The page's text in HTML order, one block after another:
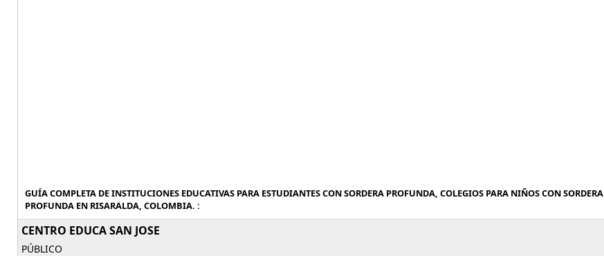
GUÍA COMPLETA DE INSTITUCIONES EDUCATIVAS PARA ESTUDIANTES CON SORDERA PROFUNDA, COLEGIOS PARA NIÑOS CON SORDERA
PROFUNDA EN RISARALDA, COLOMBIA. :
CENTRO EDUCA SAN JOSE
PÚBLICO